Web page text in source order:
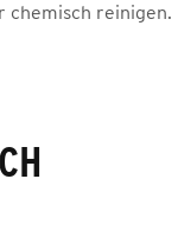
chemisch reinigen.